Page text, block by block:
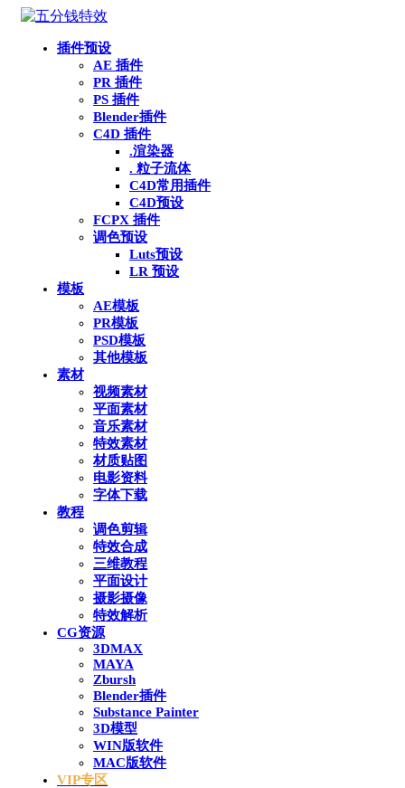
插件预设
AE 插件
PR 插件
PS 插件
Blender插件
C4D 插件
.渲染器
. 粒子流体
C4D常用插件
C4D预设
FCPX 插件
调色预设
Luts预设
LR 预设
模板
AE模板
PR模板
PSD模板
其他模板
素材
视频素材
平面素材
音乐素材
特效素材
材质贴图
电影资料
字体下载
教程
调色剪辑
特效合成
三维教程
平面设计
摄影摄像
特效解析
CG资源
3DMAX
MAYA
Zbursh
Blender插件
Substance Painter
3D模型
WIN版软件
MAC版软件
VIP专区